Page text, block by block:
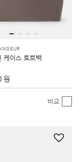
케이스 토트백
원
비교